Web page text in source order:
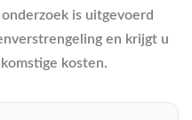
is uitgevoerd
en krijgt u
kosten.